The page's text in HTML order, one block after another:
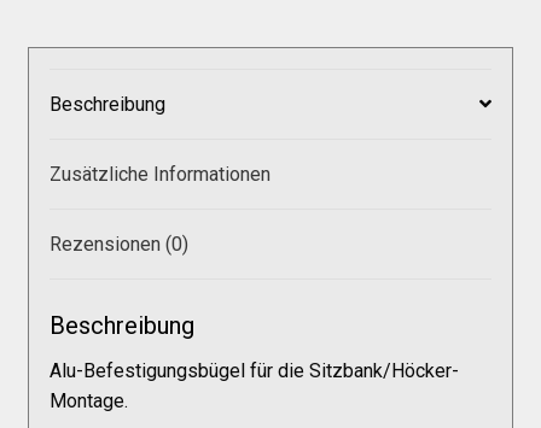
Kasse
Beschreibung
Zusätzliche Informationen
Rezensionen (0)
Beschreibung
Alu-Befestigungsbügel für die Sitzbank/Höcker-
Montage.